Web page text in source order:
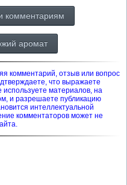
комментариям
аромат
комментарий, отзыв или вопрос
что выражаете
материалов, на
и разрешаете публикацию
интеллектуальной
комментаторов может не